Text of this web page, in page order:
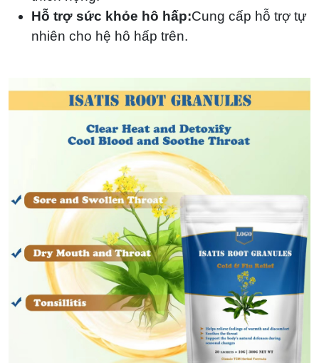
Hỗ trợ sức khỏe hô hấp:Cung cấp hỗ trợ tự
nhiên cho hệ hô hấp trên.